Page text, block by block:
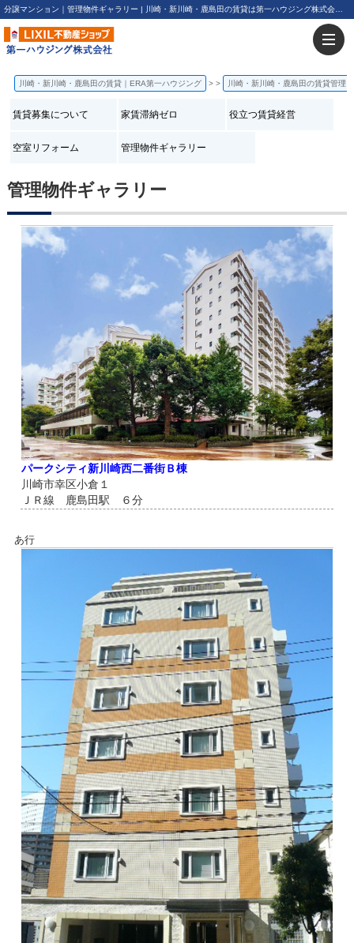
川崎・新川崎・鹿島田の賃貸｜ERA第一ハウジング > 川崎・新川崎・鹿島田の賃貸管理
賃貸募集について 家賃滞納ゼロ 役立つ賃貸経営
空室リフォーム 管理物件ギャラリー
管理物件ギャラリー
パークシティ新川崎西二番街Ｂ棟
川崎市幸区小倉１
ＪＲ線 鹿島田駅 ６分
あ行